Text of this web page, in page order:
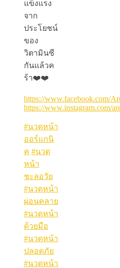
แข็งแรง
จาก
ประโยชน์
ของ
วิตามินซี
กันแล้วค
ร้า❤️❤️
https://www.facebook.com/
https://www.instagram.com/
#นวดหน้า
ออร์แกนิ
ค #นวด
หน้า
ชะลอวัย
#นวดหน้า
ผ่อนคลาย
#นวดหน้า
ด้วยมือ
#นวดหน้า
ปลอดภัย
#นวดหน้า